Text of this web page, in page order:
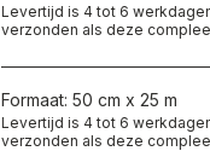
Levertijd is 4 tot 6
verzonden als deze
Formaat: 50 cm x 25 m
Levertijd is 4 tot 6
verzonden als deze